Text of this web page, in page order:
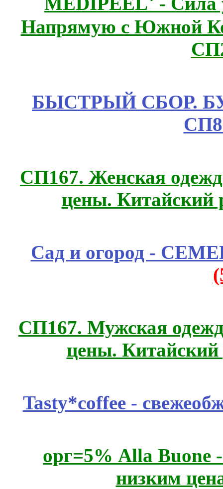
Напрямую с Южной
БЫСТРЫЙ СБОР.
СП167. Женская
цены. Китайский
Сад и огород -
СП167. Мужская
цены.
Tasty*coffee -
орг=5% Alla Buone
низким